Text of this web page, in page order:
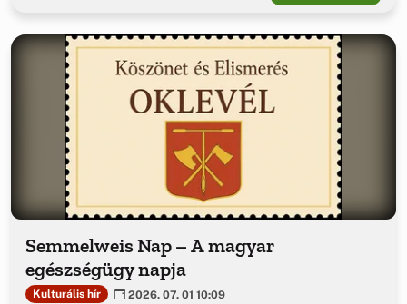
Semmelweis Nap – A magyar
egészségügy napja
Kulturális hír 2026. 07. 01 10:09